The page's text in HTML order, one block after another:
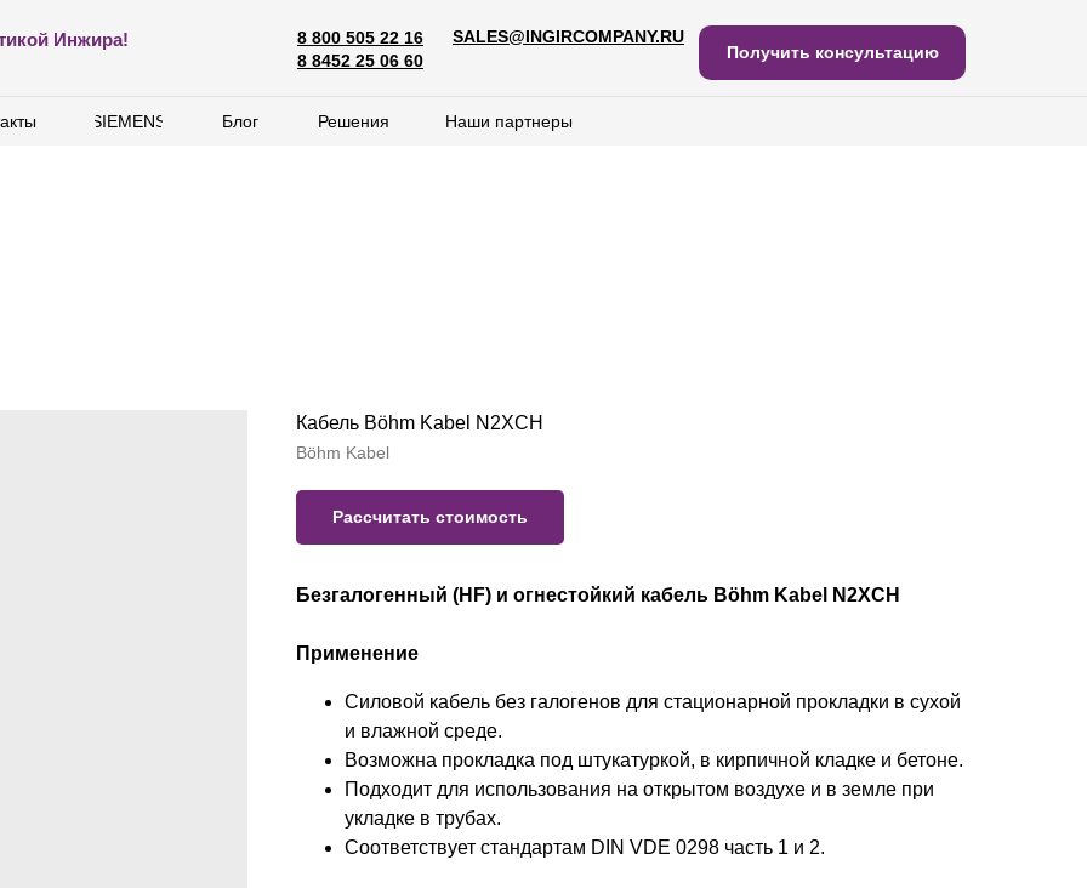
Получить консультацию
8 800 505 22 16
8 8452 25 06 60
SALES@INGIRCOMPANY.RU
Инжира!
Наши партнеры
Решения
Блог
SIEMENS
Получить консультацию
8 800 505 22 16
8 8452 25 06 60
SALES@INGIRCOMPANY.RU
Наши партнеры
Решения
Блог
SIEMENS
Кабель Böhm Kabel N2XCH
Böhm Kabel
Рассчитать стоимость
Безгалогенный (HF) и огнестойкий кабель Böhm Kabel N2XCH
Применение
Силовой кабель без галогенов для стационарной прокладки в сухой
и влажной среде.
Возможна прокладка под штукатуркой, в кирпичной кладке и бетоне.
Подходит для использования на открытом воздухе и в земле при
укладке в трубах.
Соответствует стандартам DIN VDE 0298 часть 1 и 2.